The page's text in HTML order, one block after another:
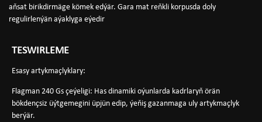
aňsat birikdirmäge kömek edýär. Gara mat reňkli korpusda doly
regulirlenýän aýaklyga eýedir
TESWIRLEME
Esasy artykmaçlyklary:
Flagman 240 Gs çeýeligi: Has dinamiki oýunlarda kadrlaryň örän
bökdençsiz üýtgemegini üpjün edip, ýeňiş gazanmaga uly artykmaçlyk
berýär.